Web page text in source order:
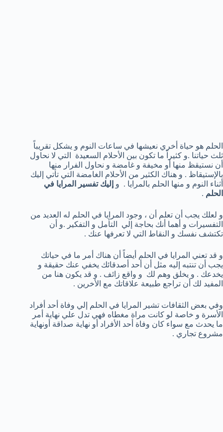
الحلم هو حياة أخري نعيشها في ساعات النوم و يشكل تقريباً
ثلث حياتنا .و كثيراً ما تكون بين الأحلام السعيدة التي لا نحاول
أن نستيقظ منها أو مخيفة و غامضة و نحاول الفرار منها
بالإستيقاظ . و هناك الكثير من الأحلام الغامضة التي تأتي إليك
أثناء النوم و منها الحلم بالمرايا . و إليك تفسير المرايا في
الحلم .
و لعلك يجب أن تعلم أن ، وجود المرايا في الحلم له العديد من
التفسيرات و أهما أنك بحاجة إلي التأمل و التفكير .و أن
تكتشف نفسك و النقاط التي لا تعرفها عنك .
و قد تعني المرايا في الحلم أيضاً أن هناك أمر ما في حياتك
يجب أن تنتبه إليه مثل أن أحد أصدقائك يخفي عنك حقيقة و
يخدعك . و يخلق وهم لك و واقع زائف . و قد يكون هنا من
المفيد لك أن تراجع طبيعة علاقاتك مع الأخرين .
وفي بعض الثقافات تشير المرايا في الحلم إلي وفاة أحد أفراد
الأسرة و خاصة لو كانت مراة مغطاه فهي تدل علي نهاية أمر
ما يحدث مع سواء كان وفاة أحد الأفراد أو نهاية صداقة أونهاية
مشروع تجاري .